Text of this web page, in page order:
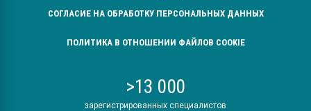
СОГЛАСИЕ НА ОБРАБОТКУ ПЕРСОНАЛЬНЫХ ДАННЫХ
ПОЛИТИКА В ОТНОШЕНИИ ФАЙЛОВ COOKIE
>13 000
зарегистрированных специалистов